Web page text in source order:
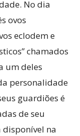
No dia
ovos
eclodem e
chamados
um deles
personalidade
guardiões é
de seu
disponível na